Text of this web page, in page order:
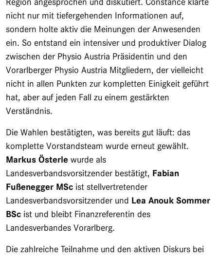
Region angesprochen und diskutiert. Constance klärte
nicht nur mit tiefergehenden Informationen auf,
sondern holte aktiv die Meinungen der Anwesenden
ein. So entstand ein intensiver und produktiver Dialog
zwischen der Physio Austria Präsidentin und den
Vorarlberger Physio Austria Mitgliedern, der vielleicht
nicht in allen Punkten zur kompletten Einigkeit geführt
hat, aber auf jeden Fall zu einem gestärkten
Verständnis.
Die Wahlen bestätigten, was bereits gut läuft: das
komplette Vorstandsteam wurde erneut gewählt.
Markus Österle wurde als
Landesverbandsvorsitzender bestätigt, Fabian
Fußenegger MSc ist stellvertretender
Landesverbandsvorsitzender und Lea Anouk Sommer
BSc ist und bleibt Finanzreferentin des
Landesverbandes Vorarlberg.
Die zahlreiche Teilnahme und den aktiven Diskurs bei